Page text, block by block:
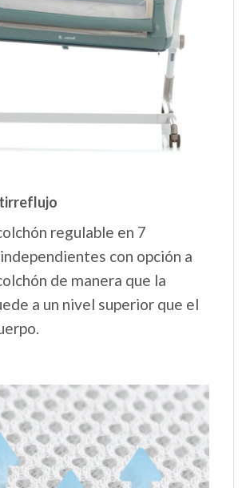
regulable en 7
con opción a
de manera que la
a un nivel superior que el